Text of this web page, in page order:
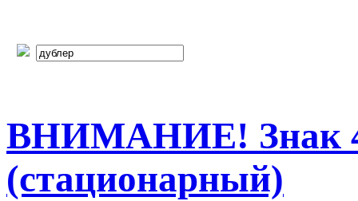
ВНИМАНИЕ! Знак
(стационарный)